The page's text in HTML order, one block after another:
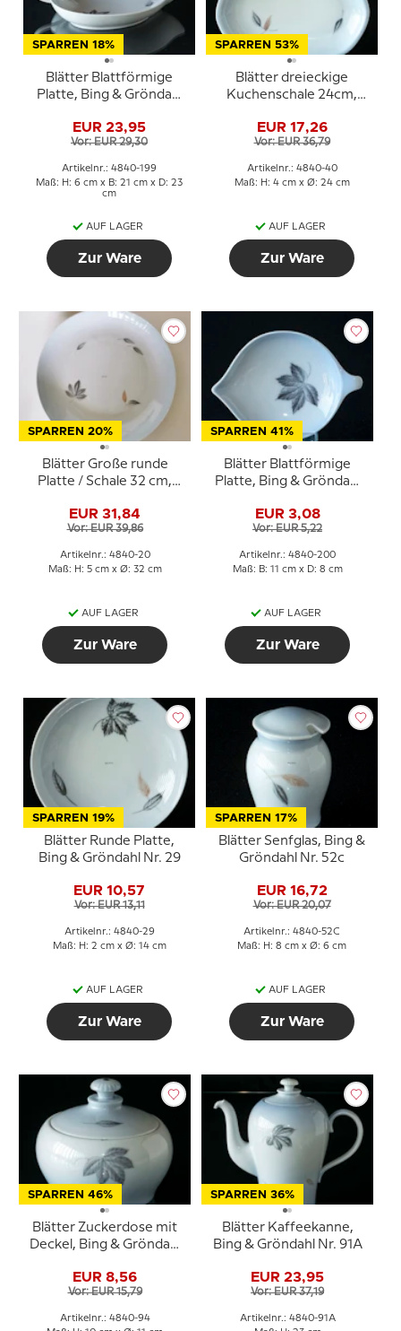
SPARREN 18%
Blätter Blattförmige
Platte, Bing & Gröndahl
EUR 23,95
Vor: EUR 29,30
Artikelnr.: 4840-199
Maß: H: 6 cm x B: 21 cm x D: 23
cm
AUF LAGER
Zur Ware
SPARREN 53%
Blätter dreieckige
Kuchenschale 24cm,
EUR 17,26
Vor: EUR 36,79
Artikelnr.: 4840-40
Maß: H: 4 cm x Ø: 24 cm
AUF LAGER
Zur Ware
SPARREN 20%
Blätter Große runde
Platte / Schale 32 cm,
EUR 31,84
Vor: EUR 39,86
Artikelnr.: 4840-20
Maß: H: 5 cm x Ø: 32 cm
AUF LAGER
Zur Ware
SPARREN 41%
Blätter Blattförmige
Platte, Bing & Gröndahl
EUR 3,08
Vor: EUR 5,22
Artikelnr.: 4840-200
Maß: B: 11 cm x D: 8 cm
AUF LAGER
Zur Ware
SPARREN 19%
Blätter Runde Platte,
Bing & Gröndahl Nr. 29
EUR 10,57
Vor: EUR 13,11
Artikelnr.: 4840-29
Maß: H: 2 cm x Ø: 14 cm
AUF LAGER
Zur Ware
SPARREN 17%
Blätter Senfglas, Bing &
Gröndahl Nr. 52c
EUR 16,72
Vor: EUR 20,07
Artikelnr.: 4840-52C
Maß: H: 8 cm x Ø: 6 cm
AUF LAGER
Zur Ware
SPARREN 46%
Blätter Zuckerdose mit
Deckel, Bing & Gröndahl
EUR 8,56
Vor: EUR 15,79
Artikelnr.: 4840-94
SPARREN 36%
Blätter Kaffeekanne,
Bing & Gröndahl Nr. 91A
EUR 23,95
Vor: EUR 37,19
Artikelnr.: 4840-91A